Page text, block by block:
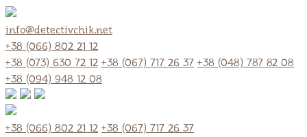
info@detectivchik.net
+38 (066) 802 21 12
+38 (073) 630 72 12 +38 (067) 717 26 37 +38 (048) 787 82 08
+38 (094) 948 12 08
+38 (066) 802 21 12 +38 (067) 717 26 37